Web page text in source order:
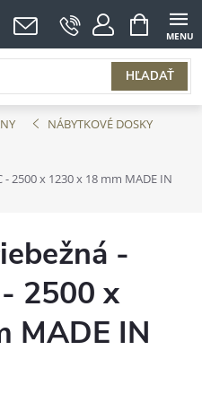
HĽADAŤ
NÁKUPNÝ
KOŠÍK
NÁBYTKOVÉ DOSKY
2500 x 1230 x 18 mm MADE IN
-
2500 x
MADE IN